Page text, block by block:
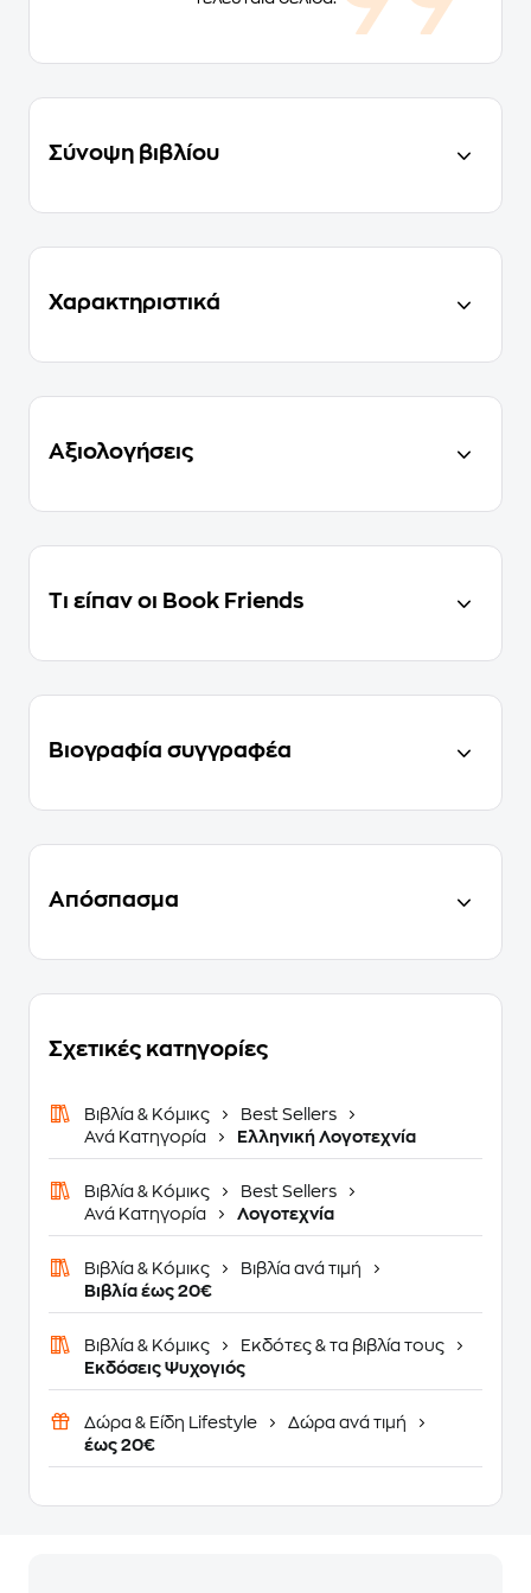
Σύνοψη βιβλίου
Χαρακτηριστικά
Αξιολογήσεις
Τι είπαν οι Book Friends
Βιογραφία συγγραφέα
Απόσπασμα
Σχετικές κατηγορίες
Βιβλία & Κόμικς
Best Sellers
Ανά Κατηγορία
Ελληνική Λογοτεχνία
Βιβλία & Κόμικς
Best Sellers
Ανά Κατηγορία
Λογοτεχνία
Βιβλία & Κόμικς
Βιβλία ανά τιμή
Βιβλία έως 20€
Βιβλία & Κόμικς
Εκδότες & τα βιβλία τους
Εκδόσεις Ψυχογιός
Δώρα & Είδη Lifestyle
Δώρα ανά τιμή
έως 20€